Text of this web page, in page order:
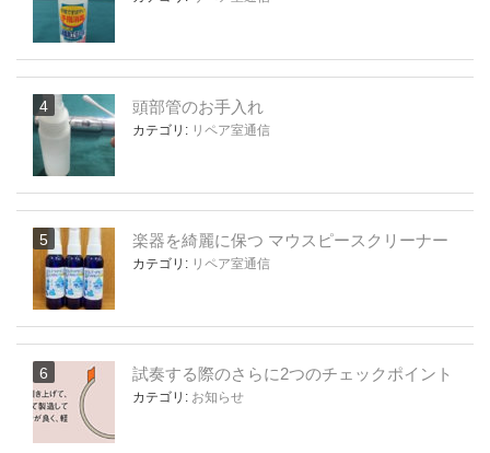
頭部管のお手入れ
カテゴリ: リペア室通信
楽器を綺麗に保つ マウスピースクリーナー
カテゴリ: リペア室通信
試奏する際のさらに2つのチェックポイント
カテゴリ: お知らせ